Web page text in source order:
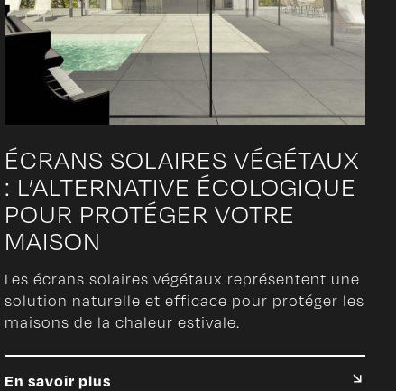
ÉCRANS SOLAIRES VÉGÉTAUX
: L’ALTERNATIVE ÉCOLOGIQUE
POUR PROTÉGER VOTRE
MAISON
Les écrans solaires végétaux représentent une
solution naturelle et efficace pour protéger les
maisons de la chaleur estivale.
En savoir plus